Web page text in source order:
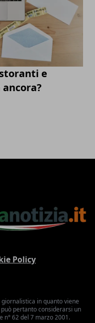
e
Policy
in quanto viene
pertanto considerarsi un
n° 62 del 7 marzo 2001.